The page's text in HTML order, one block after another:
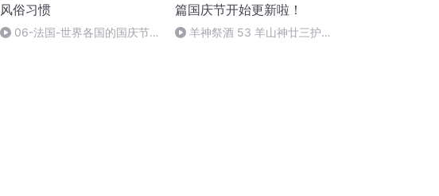
风俗习惯
06-法国-世界各国的国庆节-
篇国庆节开始更新啦！
羊神祭酒 53 羊山神廿三护祭